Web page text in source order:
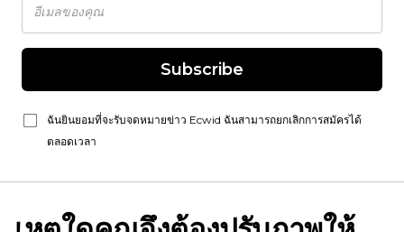
Subscribe
ฉันยินยอมที่จะรับจดหมายข่าว Ecwid ฉันสามารถยกเลิกการสมัครได้
ตลอดเวลา